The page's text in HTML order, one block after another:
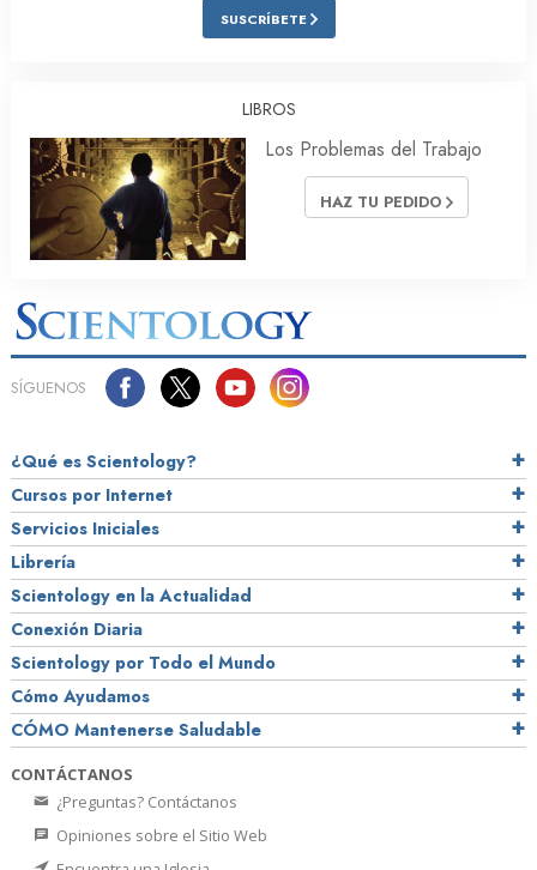
SUSCRÍBETE
LIBROS
Los Problemas del Trabajo
HAZ TU PEDIDO
SÍGUENOS
¿Qué es Scientology?
Cursos por Internet
Servicios Iniciales
Librería
Scientology en la Actualidad
Conexión Diaria
Scientology por Todo el Mundo
Cómo Ayudamos
CÓMO Mantenerse Saludable
CONTÁCTANOS
¿Preguntas? Contáctanos
Opiniones sobre el Sitio Web